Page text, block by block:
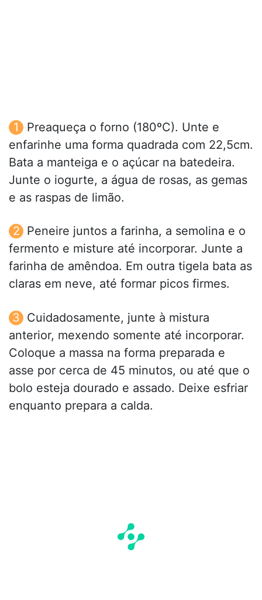
Preaqueça o forno (180ºC). Unte e
enfarinhe uma forma quadrada com 22,5cm.
Bata a manteiga e o açúcar na batedeira.
Junte o iogurte, a água de rosas, as gemas
e as raspas de limão.
Peneire juntos a farinha, a semolina e o
fermento e misture até incorporar. Junte a
farinha de amêndoa. Em outra tigela bata as
claras em neve, até formar picos firmes.
Cuidadosamente, junte à mistura
anterior, mexendo somente até incorporar.
Coloque a massa na forma preparada e
asse por cerca de 45 minutos, ou até que o
bolo esteja dourado e assado. Deixe esfriar
enquanto prepara a calda.